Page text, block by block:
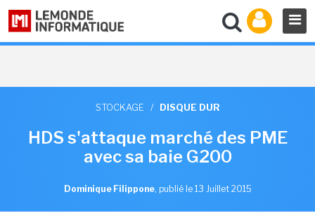
STOCKAGE / DISQUE DUR
HDS s'attaque marché des PME
avec sa baie G200
Dominique Filippone, publié le 13 Juillet 2015